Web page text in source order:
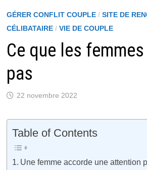
GÉRER CONFLIT COUPLE/ SITE DE
CÉLIBATAIRE/ VIE DE COUPLE
Ce que les femmes
pas
22 novembre 2022
Table of Contents
Une femme accorde une attention